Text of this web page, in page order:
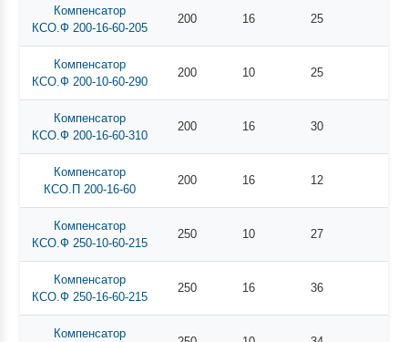
Компенсатор
КСО.Ф 200-16-60-205
200 16 25
Компенсатор
КСО.Ф 200-10-60-290
200 10 25
Компенсатор
КСО.Ф 200-16-60-310
200 16 30
Компенсатор
КСО.П 200-16-60
200 16 12
Компенсатор
КСО.Ф 250-10-60-215
250 10 27
Компенсатор
КСО.Ф 250-16-60-215
250 16 36
Компенсатор